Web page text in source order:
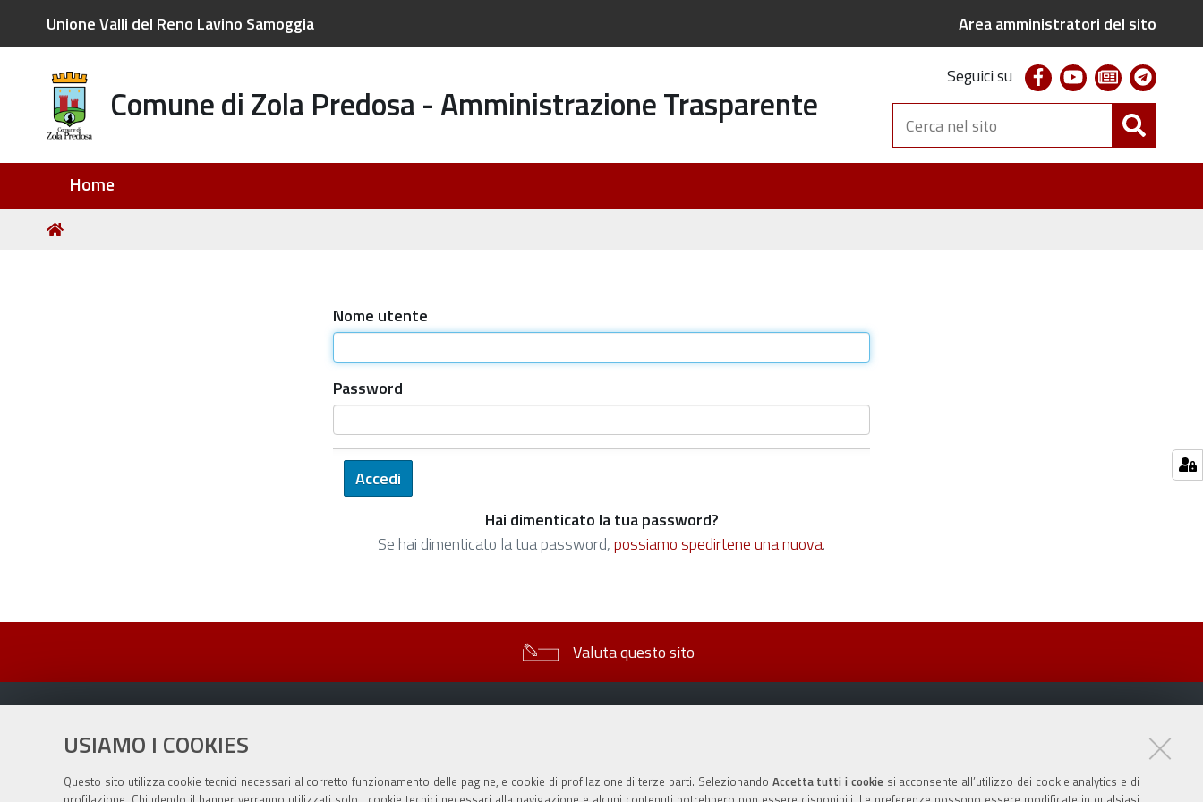
USIAMO I COOKIES
Questo sito utilizza cookie tecnici necessari al corretto funzionamento delle pagine, e cookie di profilazione di terze parti. Selezionando Accetta tutti i cookiesi acconsente all’utilizzo dei cookie analytics e di
Unione Valli del Reno Lavino Samoggia Area amministratori del sito
Comune di Zola Predosa - Amministrazione Trasparente
Seguici su facebookyoutubenewsletter
Cerca
nel
sito
Home
Tu
Nome utente
Password
Hai dimenticato la tua password?
Se hai dimenticato la tua password,possiamo spedirtene una nuova.
Valuta questo sito
Sito istituzionale Comune di Zola Predosa